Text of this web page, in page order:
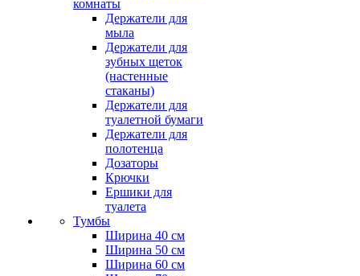
комнаты
Держатели для
мыла
Держатели для
зубных щеток
(настенные
стаканы)
Держатели для
туалетной бумаги
Держатели для
полотенца
Дозаторы
Крючки
Ершики для
туалета
Тумбы
Ширина 40 см
Ширина 50 см
Ширина 60 см